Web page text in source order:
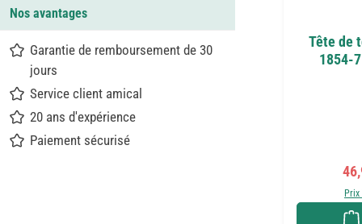
Nos avantages
Garantie de remboursement de 30
jours
Service client amical
20 ans d'expérience
Paiement sécurisé
Tête de
1854-